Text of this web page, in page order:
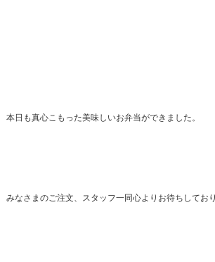
本日も真心こもった美味しいお弁当ができました。
みなさまのご注文、スタッフ一同心よりお待ちしており